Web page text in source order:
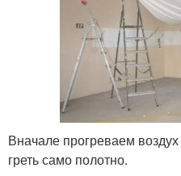
Вначале прогреваем
греть само полотно.